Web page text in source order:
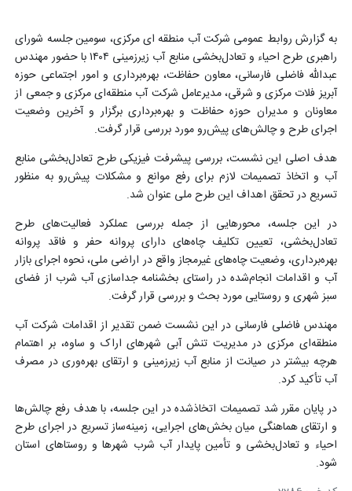
به گزارش روابط عمومی شرکت آب منطقه ای مرکزی، سومین جلسه شورای
راهبری طرح احیاء و تعادل‌بخشی منابع آب زیرزمینی ۱۴۰۴ با حضور مهندس
عبدالله فاضلی فارسانی، معاون حفاظت، بهره‌برداری و امور اجتماعی حوزه
آبریز فلات مرکزی و شرقی، مدیرعامل شرکت آب منطقه‌ای مرکزی و جمعی از
معاونان و مدیران حوزه حفاظت و بهره‌برداری برگزار و آخرین وضعیت
اجرای طرح و چالش‌های پیش‌رو مورد بررسی قرار گرفت.
هدف اصلی این نشست، بررسی پیشرفت فیزیکی طرح تعادل‌بخشی منابع
آب و اتخاذ تصمیمات لازم برای رفع موانع و مشکلات پیش‌رو به منظور
تسریع در تحقق اهداف این طرح ملی عنوان شد.
در این جلسه، محورهایی از جمله بررسی عملکرد فعالیت‌های طرح
تعادل‌بخشی، تعیین تکلیف چاه‌های دارای پروانه حفر و فاقد پروانه
بهره‌برداری، وضعیت چاه‌های غیرمجاز واقع در اراضی ملی، نحوه اجرای بازار
آب و اقدامات انجام‌شده در راستای بخشنامه جداسازی آب شرب از فضای
سبز شهری و روستایی مورد بحث و بررسی قرار گرفت.
مهندس فاضلی فارسانی در این نشست ضمن تقدیر از اقدامات شرکت آب
منطقه‌ای مرکزی در مدیریت تنش آبی شهرهای اراک و ساوه، بر اهتمام
هرچه بیشتر در صیانت از منابع آب زیرزمینی و ارتقای بهره‌وری در مصرف
آب تأکید کرد.
در پایان مقرر شد تصمیمات اتخاذ‌شده در این جلسه، با هدف رفع چالش‌ها
و ارتقای هماهنگی میان بخش‌های اجرایی، زمینه‌ساز تسریع در اجرای طرح
احیاء و تعادل‌بخشی و تأمین پایدار آب شرب شهرها و روستاهای استان
شود.